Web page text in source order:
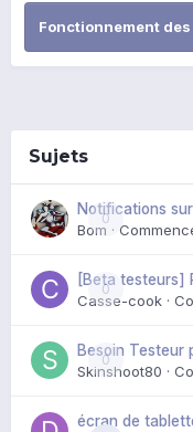
Fonctionnement
Sujets
0
Notifications
Bom ·
0
[Beta testeurs]
Casse-cook ·
0
Besoin Testeur
Skinshoot80 ·
écran de